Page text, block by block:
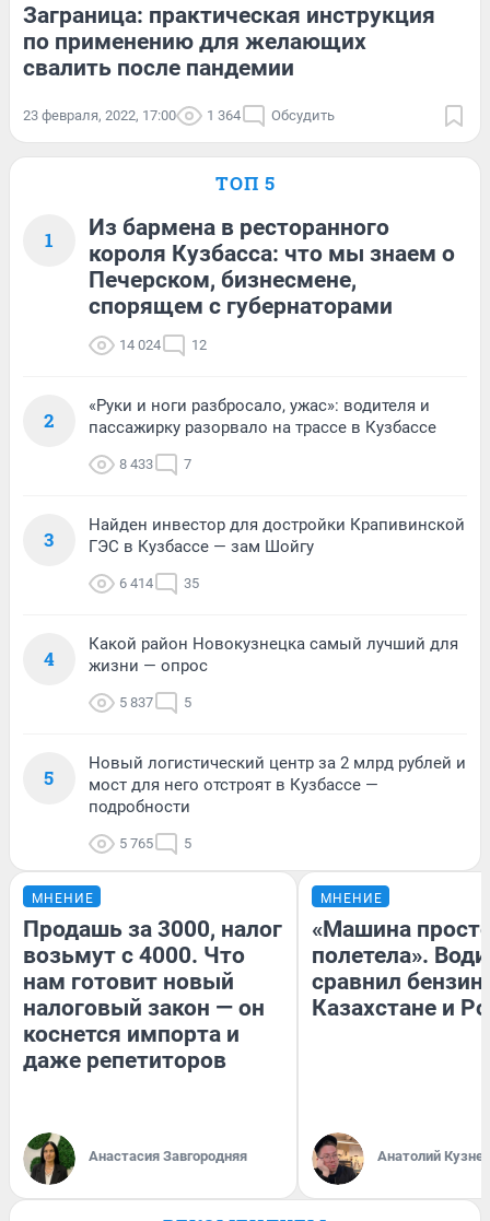
Заграница: практическая инструкция
по применению для желающих
свалить после пандемии
23 февраля, 2022, 17:00 1 364 Обсудить
ТОП 5
1
Из бармена в ресторанного
короля Кузбасса: что мы знаем о
Печерском, бизнесмене,
спорящем с губернаторами
14 024 12
2
«Руки и ноги разбросало, ужас»: водителя и
пассажирку разорвало на трассе в Кузбассе
8 433 7
3
Найден инвестор для достройки Крапивинской
ГЭС в Кузбассе — зам Шойгу
6 414 35
4
Какой район Новокузнецка самый лучший для
жизни — опрос
5 837 5
5
Новый логистический центр за 2 млрд рублей и
мост для него отстроят в Кузбассе —
подробности
5 765 5
МНЕНИЕ
Продашь за 3000, налог
возьмут с 4000. Что
нам готовит новый
налоговый закон — он
коснется импорта и
даже репетиторов
Анастасия Завгородняя
МНЕНИЕ
«Машина
полетела».
сравнил бензин
Казахстане и
Анатолий